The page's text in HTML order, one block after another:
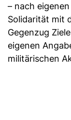
– nach
Solidarität mit
Gegenzug
eigenen
militärischen